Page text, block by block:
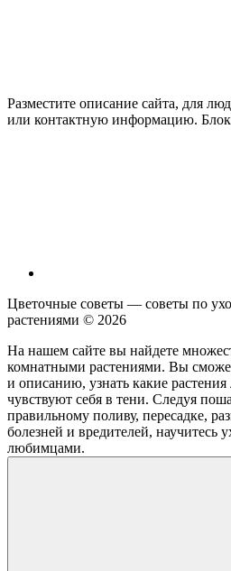
Разместите описание сайта, для
или контактную информацию.
Цветочные советы — советы по
растениями © 2026
На нашем сайте вы найдете
комнатными растениями. Вы
и описанию, узнать какие
чувствуют себя в тени. Следуя
правильному поливу, пересадке,
болезней и вредителей, научитесь
любимцами.